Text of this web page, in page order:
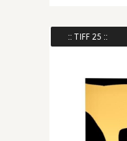
:: TIFF 25 ::